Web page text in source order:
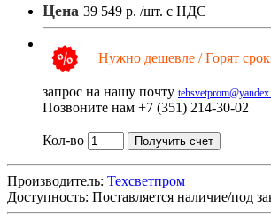
Цена 39 549 р. /шт. с НДС
Нужно дешевле / Горят
запрос на нашу почту
Позвоните нам +7 (351) 214-30-02
Кол-во Получить счет
Производитель: Техсветпром
Доступность: Поставляется наличие/под